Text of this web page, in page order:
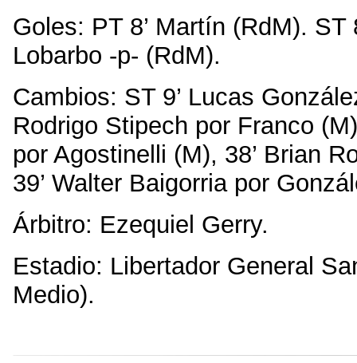
Goles: PT 8’ Martín (RdM). ST
Lobarbo -p- (RdM).
Cambios: ST 9’ Lucas
Rodrigo Stipech por Franco
por Agostinelli (M), 38’ Brian
39’ Walter Baigorria por
Árbitro: Ezequiel Gerry.
Estadio: Libertador General
Medio).